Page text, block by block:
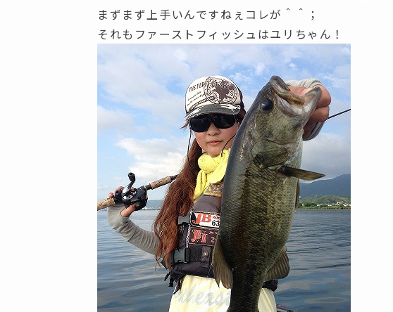
まずまず上手いんですねぇコレが＾＾；
それもファーストフィッシュはユリちゃん！